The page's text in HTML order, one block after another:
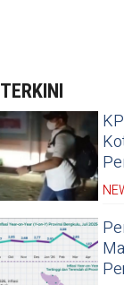
TERKINI